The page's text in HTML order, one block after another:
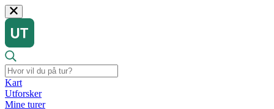
Kart
Utforsker
Mine turer